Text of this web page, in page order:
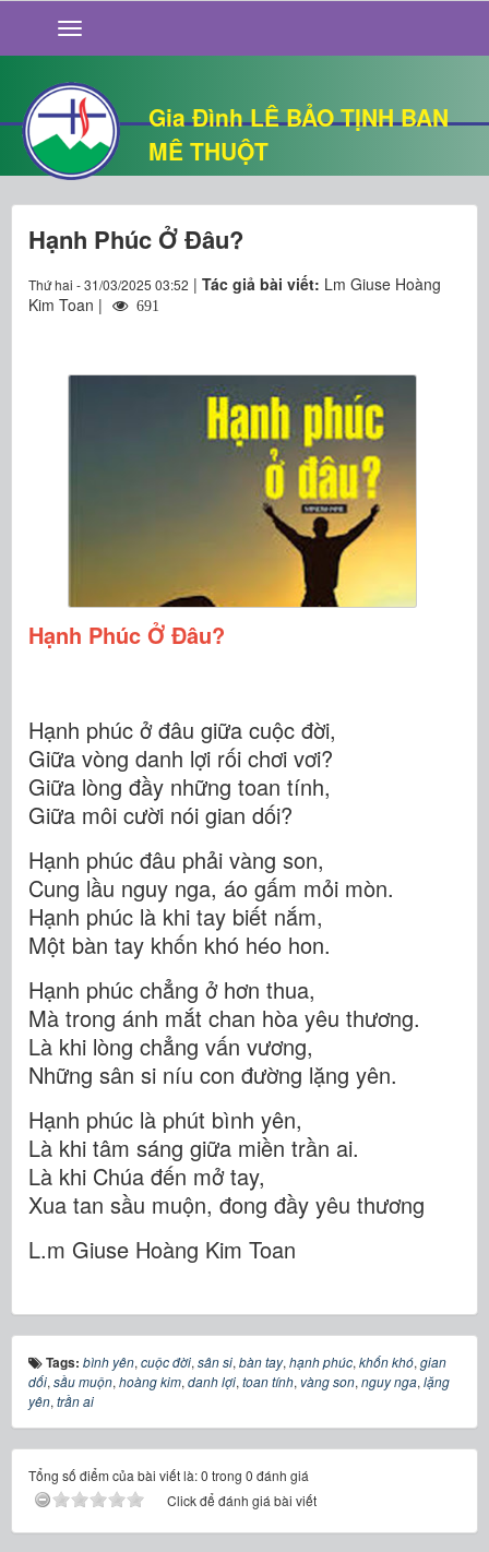
Gia Đình LÊ BẢO TỊNH BAN
MÊ THUỘT
GIỚI THIỆU
TIN TỨC
SỐNG ĐẠO
CHUYỆN NHÀ
QUÁN VĂN
THƯ GIÃN
Hạnh Phúc Ở Đâu?
Thứ hai - 31/03/2025 03:52 | Tác giả bài viết: Lm Giuse Hoàng
Kim Toan |
691
Hạnh Phúc Ở Đâu?
Hạnh phúc ở đâu giữa cuộc đời,
Giữa vòng danh lợi rối chơi vơi?
Giữa lòng đầy những toan tính,
Giữa môi cười nói gian dối?
Hạnh phúc đâu phải vàng son,
Cung lầu nguy nga, áo gấm mỏi mòn.
Hạnh phúc là khi tay biết nắm,
Một bàn tay khốn khó héo hon.
Hạnh phúc chẳng ở hơn thua,
Mà trong ánh mắt chan hòa yêu thương.
Là khi lòng chẳng vấn vương,
Những sân si níu con đường lặng yên.
Hạnh phúc là phút bình yên,
Là khi tâm sáng giữa miền trần ai.
Là khi Chúa đến mở tay,
Xua tan sầu muộn, đong đầy yêu thương
L.m Giuse Hoàng Kim Toan
Tags: bình yên, cuộc đời, sân si, bàn tay, hạnh phúc, khốn khó, gian
dối, sầu muộn, hoàng kim, danh lợi, toan tính, vàng son, nguy nga, lặng
yên, trần ai
Tổng số điểm của bài viết là: 0 trong 0 đánh giá
Click để đánh giá bài viết